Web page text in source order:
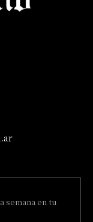
semana en tu